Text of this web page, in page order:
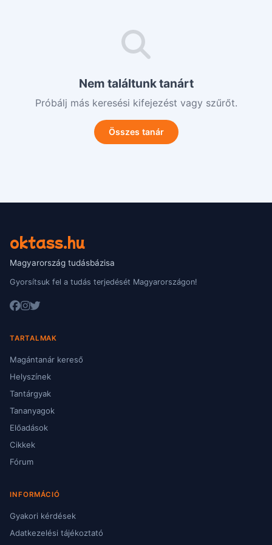
Nem találtunk tanárt
Próbálj más keresési kifejezést vagy szűrőt.
Összes tanár
oktass.hu
Magyarország tudásbázisa
Gyorsítsuk fel a tudás terjedését Magyarországon!
TARTALMAK
Magántanár kereső
Helyszínek
Tantárgyak
Tananyagok
Előadások
Cikkek
Fórum
INFORMÁCIÓ
Gyakori kérdések
Adatkezelési tájékoztató